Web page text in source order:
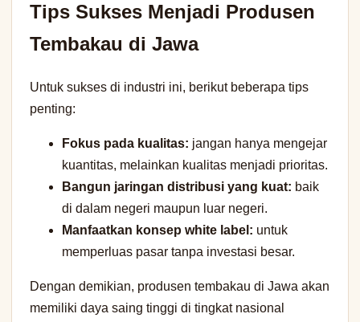
Tips Sukses Menjadi Produsen
Tembakau di Jawa
Untuk sukses di industri ini, berikut beberapa tips
penting:
Fokus pada kualitas: jangan hanya mengejar
kuantitas, melainkan kualitas menjadi prioritas.
Bangun jaringan distribusi yang kuat: baik
di dalam negeri maupun luar negeri.
Manfaatkan konsep white label: untuk
memperluas pasar tanpa investasi besar.
Dengan demikian, produsen tembakau di Jawa akan
memiliki daya saing tinggi di tingkat nasional